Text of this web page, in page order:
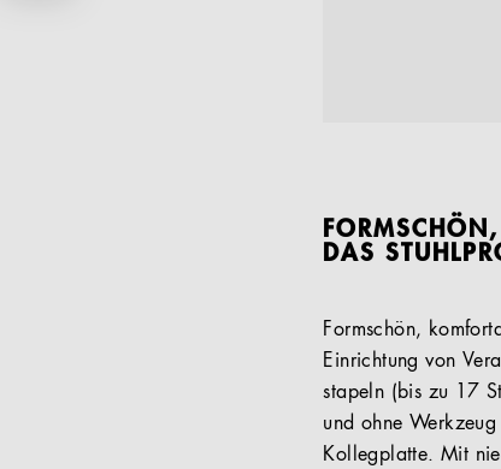
DAS
Formschön,
Einrichtung von
stapeln (bis zu 17
und ohne
Kollegplatte. Mit